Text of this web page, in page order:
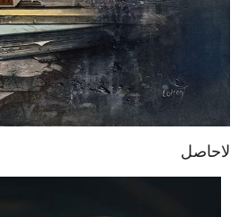
لاحاصل